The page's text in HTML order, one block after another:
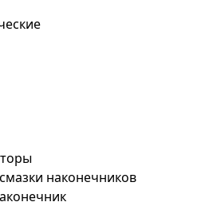
наконечников